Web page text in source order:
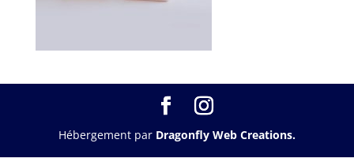
Hébergement par Dragonfly Web Creations.